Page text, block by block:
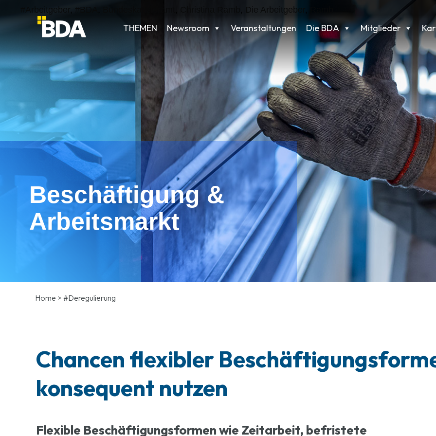
THEMEN Newsroom Veranstaltungen Die BDA Mitglieder
Beschäftigung &
Arbeitsmarkt
#Arbeitgeber , , Die Arbeitgeber ,
Home > #Deregulierung
Chancen flexibler
konsequent nutzen
Flexible Beschäftigungsformen wie Zeitarbeit, befristete